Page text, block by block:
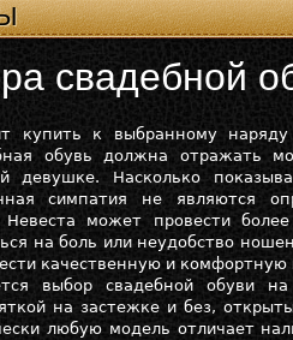
свадебной
купить к выбранному
обувь должна отражать
девушке. Насколько
симпатия не являются
может провести
на боль или неудобство
качественную и комфортную
выбор свадебной обуви
на застежке и без,
любую модель отличает